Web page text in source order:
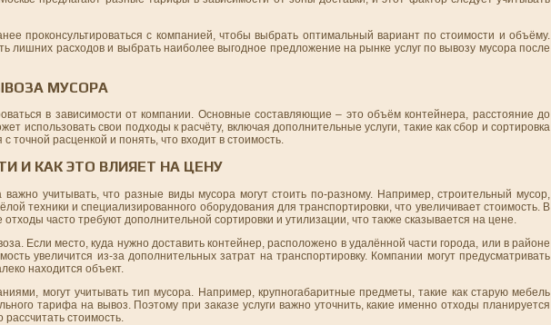
проконсультироваться с компанией, чтобы выбрать оптимальный вариант по стоимости и объёму.
лишних расходов и выбрать наиболее выгодное предложение на рынке услуг по вывозу мусора после
МУСОРА
в зависимости от компании. Основные составляющие – это объём контейнера, расстояние до
использовать свои подходы к расчёту, включая дополнительные услуги, такие как сбор и сортировка
точной расценкой и понять, что входит в стоимость.
И КАК ЭТО ВЛИЯЕТ НА ЦЕНУ
учитывать, что разные виды мусора могут стоить по-разному. Например, строительный мусор,
техники и специализированного оборудования для транспортировки, что увеличивает стоимость. В
часто требуют дополнительной сортировки и утилизации, что также сказывается на цене.
Если место, куда нужно доставить контейнер, расположено в удалённой части города, или в районе
увеличится из-за дополнительных затрат на транспортировку. Компании могут предусматривать
находится объект.
могут учитывать тип мусора. Например, крупногабаритные предметы, такие как старую мебель
тарифа на вывоз. Поэтому при заказе услуги важно уточнить, какие именно отходы планируется
стоимость.